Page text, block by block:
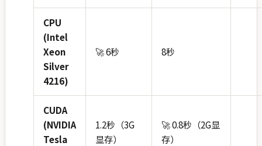
CPU
(Intel
Xeon
Silver
4216)
🚀 6秒 8秒
CUDA
(NVIDIA
Tesla
1.2秒（3G
显存）
🚀 0.8秒（2G显
存）